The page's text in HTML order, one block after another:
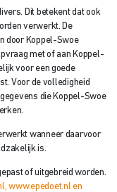
Dit betekent dat ook
verwerkt. De
door Koppel-Swoe
met of aan Koppel-
voor een goede
Voor de volledigheid
die Koppel-Swoe
wanneer daarvoor
is.
of uitgebreid worden.
,www.epedoet.nl en